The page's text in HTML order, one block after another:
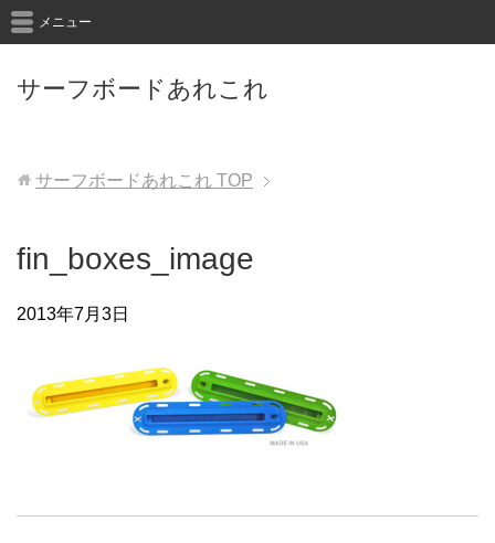
サーフボードあれこれ
メニュー
サーフボードあれこれ TOP
fin_boxes_image
2013年7月3日